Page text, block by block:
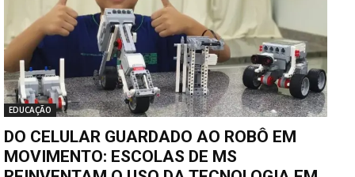
EDUCAÇÃO
DO CELULAR GUARDADO AO ROBÔ EM
MOVIMENTO: ESCOLAS DE MS